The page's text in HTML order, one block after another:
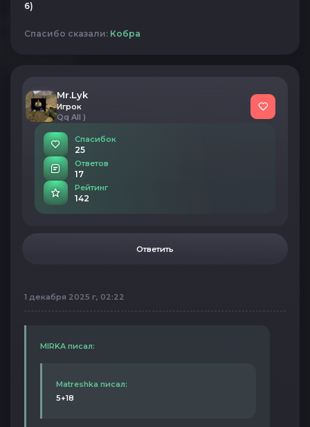
6)
Спасибо сказали: Кобра
Mr.Lyk
Игрок
Qq All )
Спасибок
25
Ответов
17
Рейтинг
142
Ответить
1 декабря 2025 г, 02:22
MIRKA писал:
Matreshka писал:
5+18